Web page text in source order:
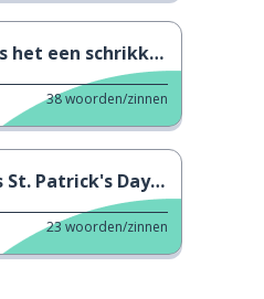
een schrikkeljaar?
38woorden/zinnen
Patrick's Day groen?
23woorden/zinnen